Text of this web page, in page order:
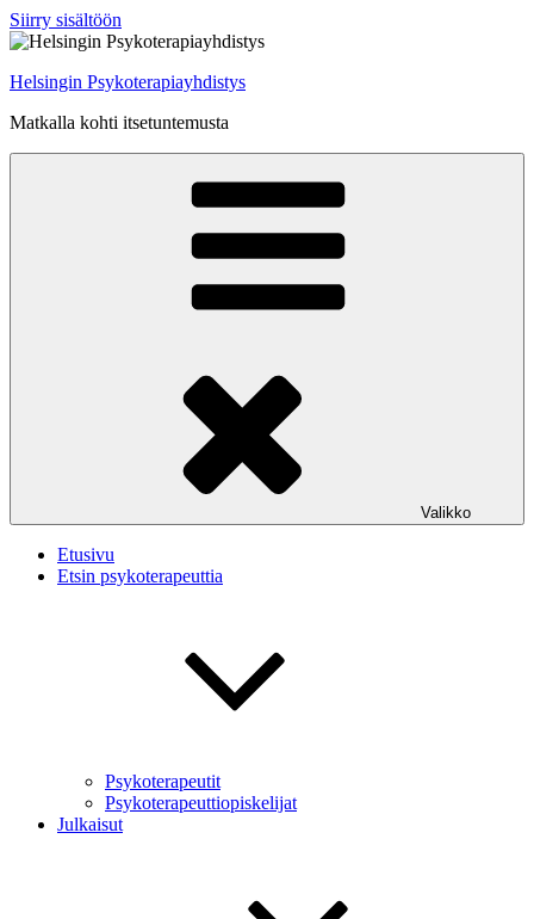
Siirry sisältöön
Helsingin Psykoterapiayhdistys
Matkalla kohti itsetuntemusta
Valikko
Etusivu
Etsin psykoterapeuttia
Psykoterapeutit
Psykoterapeuttiopiskelijat
Julkaisut